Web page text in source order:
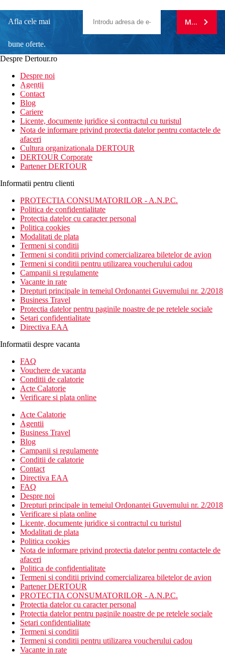
Afla cele mai
bune oferte.
newsletter!
MA
Despre Dertour.ro
Despre noi
Agentii
Contact
Blog
Cariere
Licente, documente juridice si contractul cu turistul
Nota de informare privind protectia datelor pentru contactele de
afaceri
Cultura organizationala DERTOUR
DERTOUR Corporate
Partener DERTOUR
Informatii pentru clienti
PROTECTIA CONSUMATORILOR - A.N.P.C.
Politica de confidentialitate
Protectia datelor cu caracter personal
Politica cookies
Modalitati de plata
Termeni si conditii
Termeni si conditii privind comercializarea biletelor de avion
Termeni si conditii pentru utilizarea voucherului cadou
Campanii si regulamente
Vacante in rate
Drepturi principale in temeiul Ordonantei Guvernului nr. 2/2018
Business Travel
Protectia datelor pentru paginile noastre de pe retelele sociale
Setari confidentialitate
Directiva EAA
Informatii despre vacanta
FAQ
Vouchere de vacanta
Conditii de calatorie
Acte Calatorie
Verificare si plata online
Acte Calatorie
Agentii
Business Travel
Blog
Campanii si regulamente
Conditii de calatorie
Contact
Directiva EAA
FAQ
Despre noi
Drepturi principale in temeiul Ordonantei Guvernului nr. 2/2018
Verificare si plata online
Licente, documente juridice si contractul cu turistul
Modalitati de plata
Politica cookies
Nota de informare privind protectia datelor pentru contactele de
afaceri
Politica de confidentialitate
Termeni si conditii privind comercializarea biletelor de avion
Partener DERTOUR
PROTECTIA CONSUMATORILOR - A.N.P.C.
Protectia datelor cu caracter personal
Protectia datelor pentru paginile noastre de pe retelele sociale
Setari confidentialitate
Termeni si conditii
Termeni si conditii pentru utilizarea voucherului cadou
Vacante in rate